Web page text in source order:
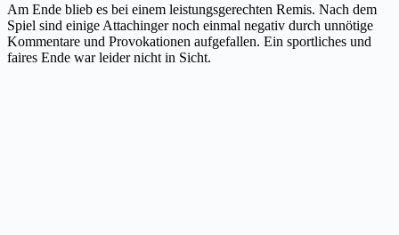
Am Ende blieb es bei einem leistungsgerechten Remis. Nach dem
Spiel sind einige Attachinger noch einmal negativ durch unnötige
Kommentare und Provokationen aufgefallen. Ein sportliches und
faires Ende war leider nicht in Sicht.